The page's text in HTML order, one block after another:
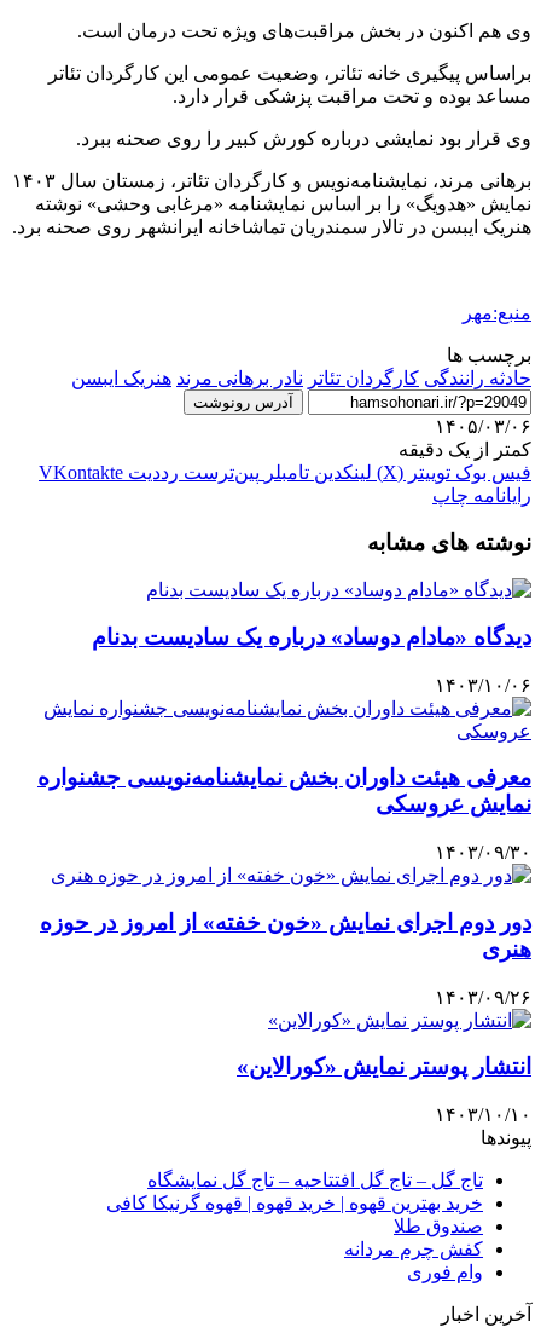
وی هم اکنون در بخش مراقبت‌های ویژه تحت درمان است.
براساس پیگیری خانه تئاتر، وضعیت عمومی این کارگردان تئاتر
مساعد بوده و تحت مراقبت پزشکی قرار دارد.
وی قرار بود نمایشی درباره کورش کبیر را روی صحنه ببرد.
برهانی مرند، نمایشنامه‌نویس و کارگردان تئاتر، زمستان سال ۱۴۰۳
نمایش «هدویگ» را بر اساس نمایشنامه «مرغابی وحشی» نوشته
هنریک ایبسن در تالار سمندریان تماشاخانه ایرانشهر روی صحنه برد.
منبع:مهر
برچسب ها
حادثه رانندگی کارگردان تئاتر نادر برهانی مرند هنریک ایبسن
آدرس رونوشت
۱۴۰۵/۰۳/۰۶
کمتر از یک دقیقه
فیس بوک توییتر (X) لینکدین ‫تامبلر ‫پین‌ترست ‫رددیت ‫VKontakte
رایانامه چاپ
نوشته های مشابه
دیدگاه «مادام دوساد» درباره یک سادیست بدنام
۱۴۰۳/۱۰/۰۶
معرفی هیئت داوران بخش نمایشنامه‌نویسی جشنواره
نمایش عروسکی
۱۴۰۳/۰۹/۳۰
دور دوم اجرای نمایش «خون خفته» از امروز در حوزه
هنری
۱۴۰۳/۰۹/۲۶
انتشار پوستر نمایش «کورالاین»
۱۴۰۳/۱۰/۱۰
پیوندها
تاج گل – تاج گل افتتاحیه – تاج گل نمایشگاه
خرید بهترین قهوه | خرید قهوه | قهوه گرنیکا کافی
صندوق طلا
کفش چرم مردانه
وام فوری
آخرین اخبار